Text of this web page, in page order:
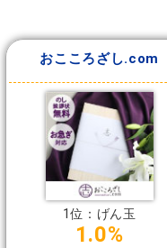
おこころざし.com
1位：げん玉
1.0%